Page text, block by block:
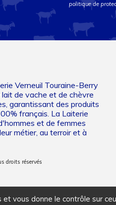
politique de
Verneuil Touraine-Berry
de vache et de chèvre
garantissant des produits
français. La Laiterie
et de femmes
métier, au terroir et à
droits réservés
vous donne le contrôle sur